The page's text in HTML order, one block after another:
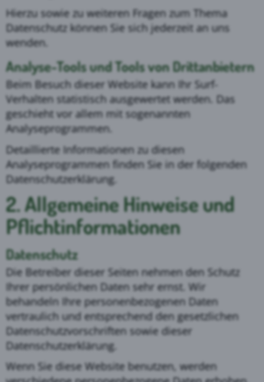
Hierzu sowie zu weiteren Fragen zum Thema
Datenschutz können Sie sich jederzeit an uns
wenden.
Analyse-Tools und Tools von Dritt­anbietern
Beim Besuch dieser Website kann Ihr Surf-
Verhalten statistisch ausgewertet werden. Das
geschieht vor allem mit sogenannten
Analyseprogrammen.
Detaillierte Informationen zu diesen
Analyseprogrammen finden Sie in der folgenden
Datenschutzerklärung.
2. Allgemeine Hinweise und
Pflicht­informationen
Datenschutz
Die Betreiber dieser Seiten nehmen den Schutz
Ihrer persönlichen Daten sehr ernst. Wir
behandeln Ihre personenbezogenen Daten
vertraulich und entsprechend den gesetzlichen
Datenschutzvorschriften sowie dieser
Datenschutzerklärung.
Wenn Sie diese Website benutzen, werden